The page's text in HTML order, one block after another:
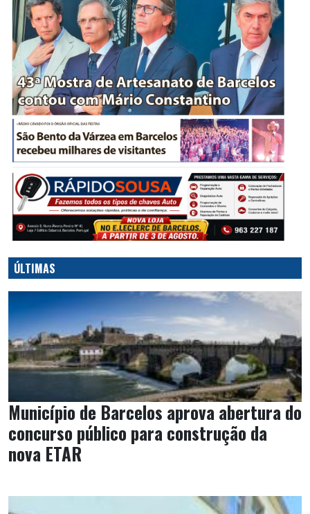
ÚLTIMAS
Município de Barcelos aprova abertura do
concurso público para construção da
nova ETAR